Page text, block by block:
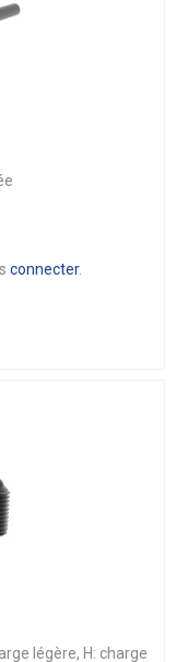
connecter.
légère, H: charge